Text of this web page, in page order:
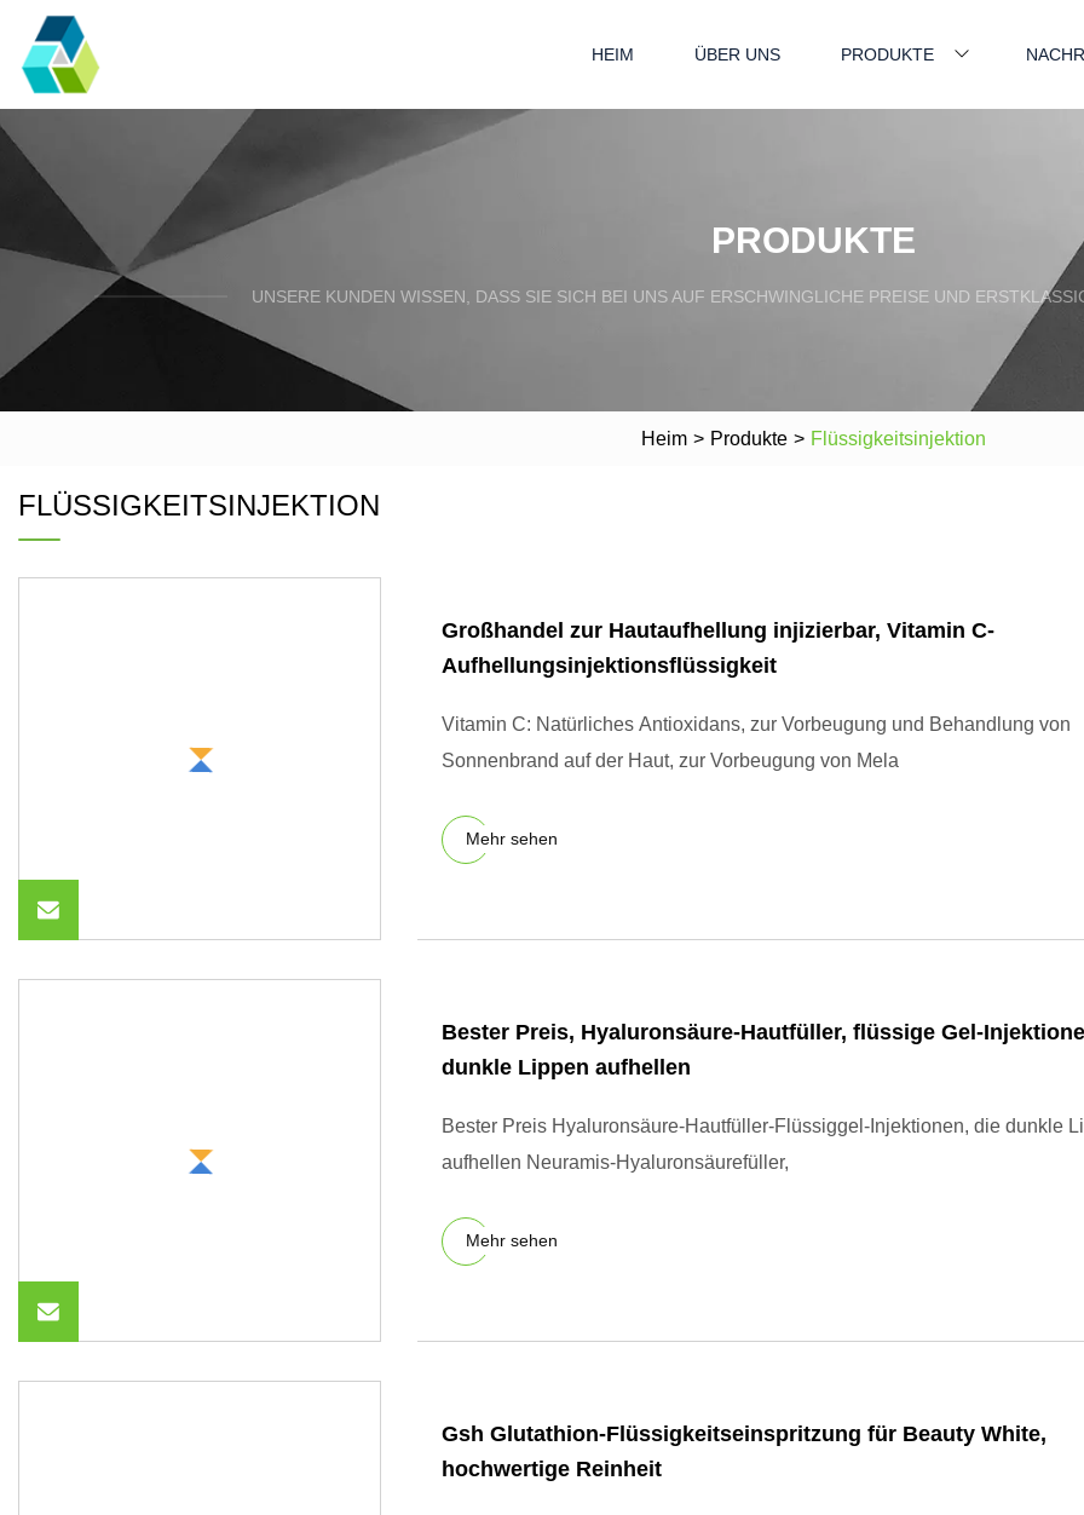
HEIM ÜBER UNS PRODUKTE
PRODUKTE
UNSERE KUNDEN WISSEN, DASS SIE SICH BEI UNS AUF ERSCHWINGLICHE PREISE UND
Heim > Produkte > Flüssigkeitsinjektion
FLÜSSIGKEITSINJEKTION
Großhandel zur Hautaufhellung injizierbar, Vitamin C-
Aufhellungsinjektionsflüssigkeit
Vitamin C: Natürliches Antioxidans, zur Vorbeugung und Behandlung von
Sonnenbrand auf der Haut, zur Vorbeugung von Mela
Mehr sehen
Bester Preis, Hyaluronsäure-Hautfüller, flüssige Gel-
dunkle Lippen aufhellen
Bester Preis Hyaluronsäure-Hautfüller-Flüssiggel-Injektionen, die dunkle
aufhellen Neuramis-Hyaluronsäurefüller,
Mehr sehen
Gsh Glutathion-Flüssigkeitseinspritzung für Beauty White,
hochwertige Reinheit